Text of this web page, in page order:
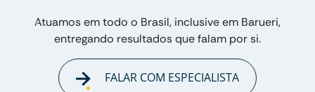
Atuamos em todo o Brasil, inclusive em Barueri,
entregando resultados que falam por si.
FALAR COM ESPECIALISTA